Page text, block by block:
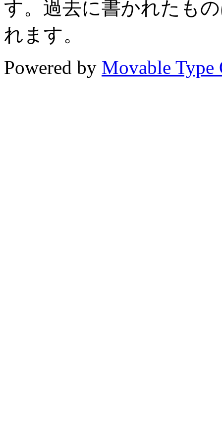
す。過去に書かれたも
れます。
Powered by Movable Type